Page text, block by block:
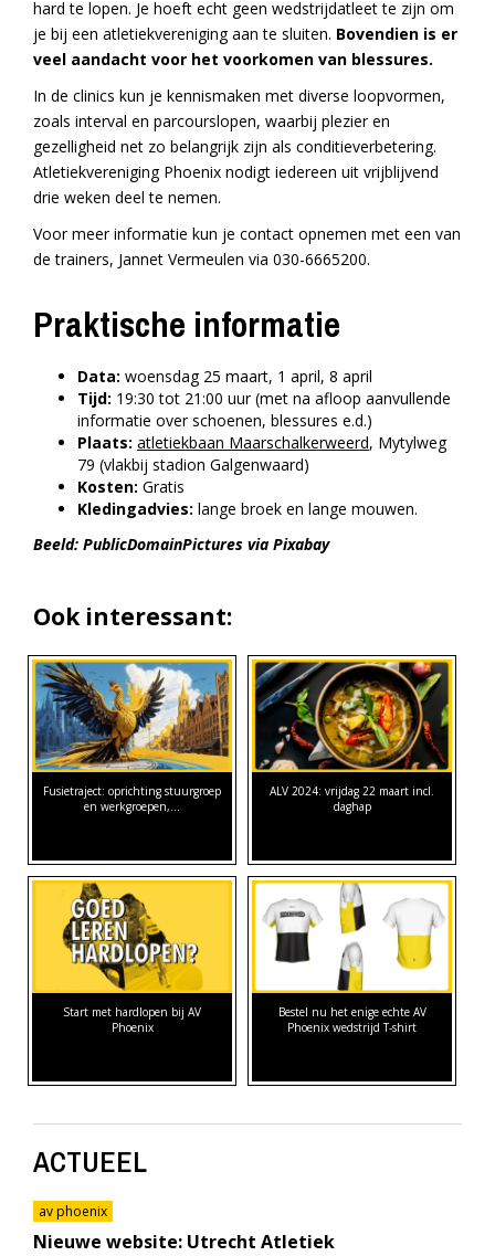
hard te lopen. Je hoeft echt geen wedstrijdatleet te zijn om
je bij een atletiekvereniging aan te sluiten. Bovendien is er
veel aandacht voor het voorkomen van blessures.
In de clinics kun je kennismaken met diverse loopvormen,
zoals interval en parcourslopen, waarbij plezier en
gezelligheid net zo belangrijk zijn als conditieverbetering.
Atletiekvereniging Phoenix nodigt iedereen uit vrijblijvend
drie weken deel te nemen.
Voor meer informatie kun je contact opnemen met een van
de trainers, Jannet Vermeulen via 030-6665200.
Praktische informatie
Data: woensdag 25 maart, 1 april, 8 april
Tijd: 19:30 tot 21:00 uur (met na afloop aanvullende
informatie over schoenen, blessures e.d.)
Plaats: atletiekbaan Maarschalkerweerd, Mytylweg
79 (vlakbij stadion Galgenwaard)
Kosten: Gratis
Kledingadvies: lange broek en lange mouwen.
Beeld: PublicDomainPictures via Pixabay
Ook interessant:
Fusietraject: oprichting stuurgroep
en werkgroepen,…
ALV 2024: vrijdag 22 maart incl.
daghap
Start met hardlopen bij AV
Phoenix
Bestel nu het enige echte AV
Phoenix wedstrijd T-shirt
ACTUEEL
av phoenix
Nieuwe website: Utrecht Atletiek